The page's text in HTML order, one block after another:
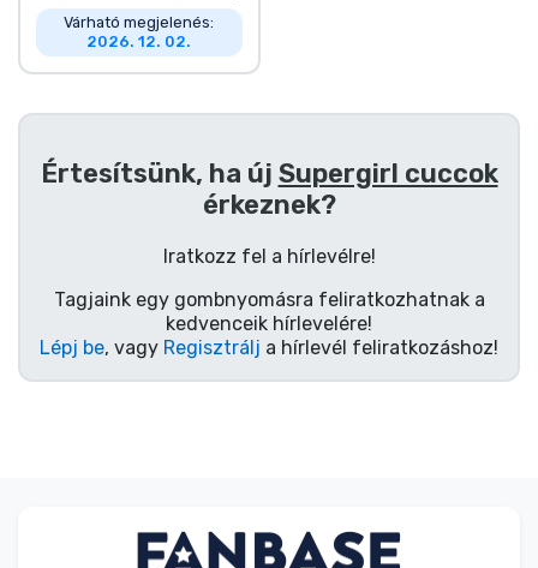
Várható megjelenés:
2026. 12. 02.
Értesítsünk, ha új Supergirl cuccok
érkeznek?
Iratkozz fel a hírlevélre!
Tagjaink egy gombnyomásra feliratkozhatnak a
kedvenceik hírlevelére!
Lépj be, vagy Regisztrálj a hírlevél feliratkozáshoz!
Gamer cuccok
Sportos cuccok
Zenés cuccok
Terméktípusok
Márkák